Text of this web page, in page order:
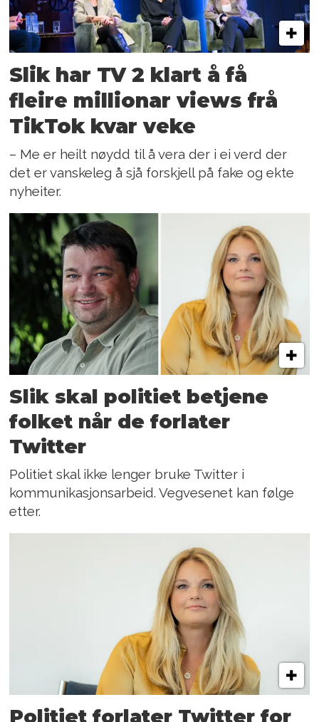
Slik har TV 2 klart å få
fleire millionar views frå
TikTok kvar veke
– Me er heilt nøydd til å vera der i ei verd der
det er vanskeleg å sjå forskjell på fake og ekte
nyheiter.
Slik skal politiet betjene
folket når de forlater
Twitter
Politiet skal ikke lenger bruke Twitter i
kommunikasjonsarbeid. Vegvesenet kan følge
etter.
Politiet forlater Twitter for